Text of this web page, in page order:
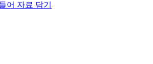
어 자료 담기